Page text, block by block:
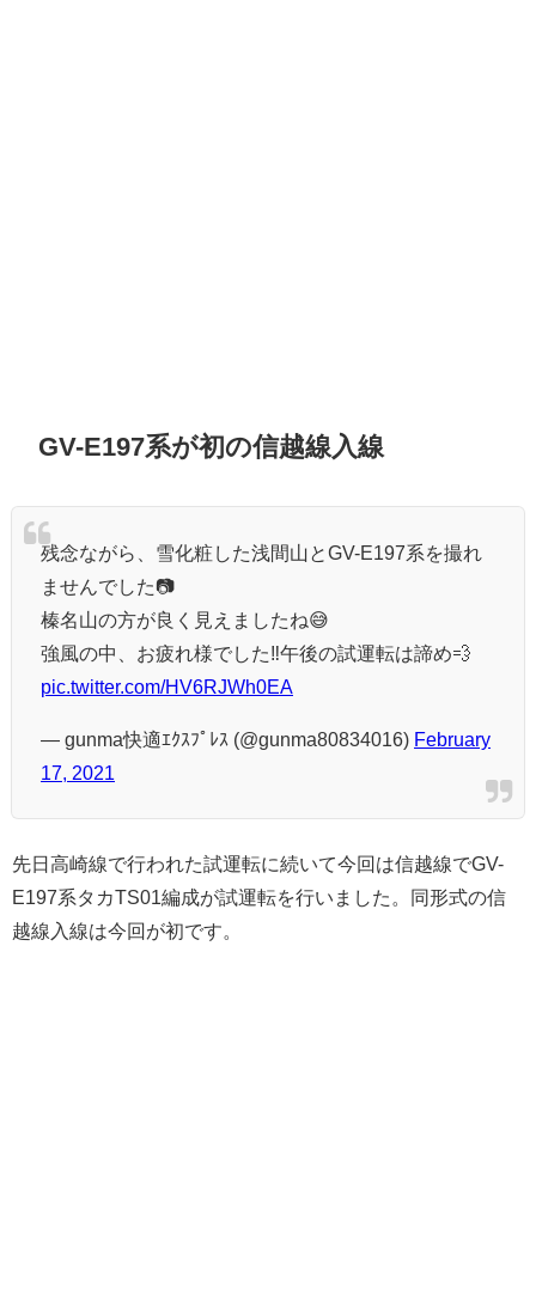
GV-E197系が初の信越線入線
残念ながら、雪化粧した浅間山とGV-E197系を撮れ
ませんでした📷️
榛名山の方が良く見えましたね😅
強風の中、お疲れ様でした‼️午後の試運転は諦め💨
pic.twitter.com/HV6RJWh0EA
— gunma快適ｴｸｽﾌﾟﾚｽ (@gunma80834016) February
17, 2021
先日高崎線で行われた試運転に続いて今回は信越線でGV-
E197系タカTS01編成が試運転を行いました。同形式の信
越線入線は今回が初です。